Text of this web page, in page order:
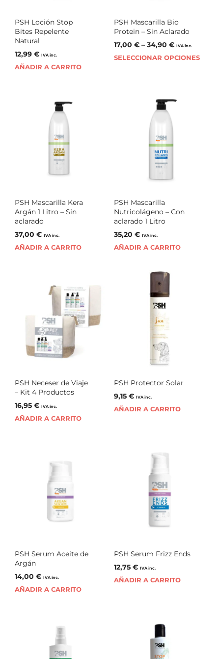
PSH Loción Stop
Bites Repelente
Natural
12,99 € IVA inc.
AÑADIR A CARRITO
PSH Mascarilla Bio
Protein – Sin Aclarado
17,00 €– 34,90 € IVA inc.
SELECCIONAR OPCIONES
PSH Mascarilla Kera
Argán 1 Litro – Sin
aclarado
37,00 € IVA inc.
AÑADIR A CARRITO
PSH Mascarilla
Nutricolágeno – Con
aclarado 1 Litro
35,20 € IVA inc.
AÑADIR A CARRITO
PSH Neceser de Viaje
– Kit 4 Productos
16,95 € IVA inc.
AÑADIR A CARRITO
PSH Protector Solar
9,15 € IVA inc.
AÑADIR A CARRITO
PSH Serum Aceite de
Argán
14,00 € IVA inc.
AÑADIR A CARRITO
PSH Serum Frizz Ends
12,75 € IVA inc.
AÑADIR A CARRITO